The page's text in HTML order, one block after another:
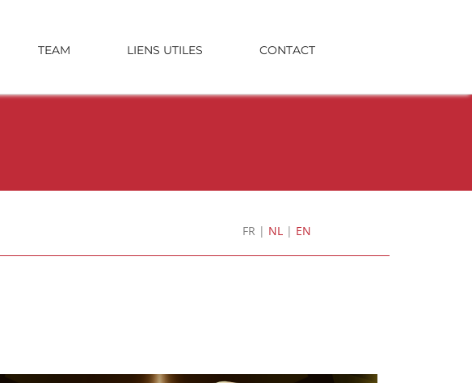
TEAM LIENS UTILES CONTACT
FR | NL| EN